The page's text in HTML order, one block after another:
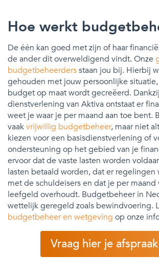
Hoe werkt
De één kan goed met zijn of haar
de ander dit overweldigend vindt. Onze
budgetbeheerdersstaan jou bij. Hierbij
gehouden met jouw persoonlijke
budget op maat wordt gecreëerd.
dienstverlening van Aktiva ontstaat er
weet je waar je per maand aan toe bent.
vaakvrijwillig budgetbeheer, maar niet
kiezen voor een basisdienstverlening of
ondersteuning op het gebied van je
ervoor dat de vaste lasten worden
lasten betaald worden, dat er
met de schuldeisers en dat je per
leefgeld overhoudt. Budgetbeheer in
wettelijk geregeld zoals bewindvoering.
budgetbeheer en wetgeving op onze
Vraag hier je